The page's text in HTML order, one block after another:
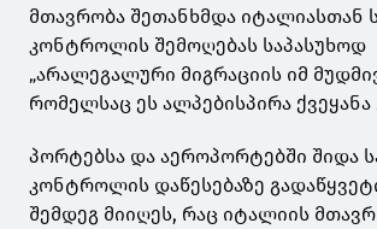
მთავრობა შეთანხმდა იტალიასთან
კონტროლის შემოღებას საპასუხოდ
„არალეგალური მიგრაციის იმ
რომელსაც ეს ალპებისპირა ქვეყანა
პორტებსა და აეროპორტებში შიდა
კონტროლის დაწესებაზე
შემდეგ მიიღეს, რაც იტალიის